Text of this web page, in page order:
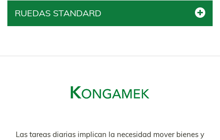
RUEDAS STANDARD
Las tareas diarias implican la necesidad mover bienes y